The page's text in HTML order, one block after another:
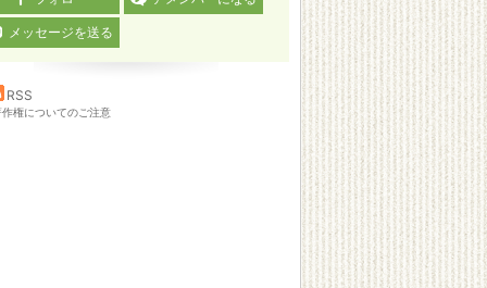
メッセージを送る
RSS
権についてのご注意